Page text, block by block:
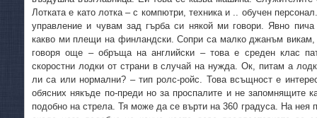
Лотката е като лотка – с компютри, техника и .. обучен
управление и чувам зад гърба си някой ми говори. Явно
какво ми плещи на финландски. Сопри са малко джанъм викам,
говоря още – обръща на английски – това е среден клас
скоростни лодки от страни в случай на нужда. Ок, питам а
ли са или нормални? – тип ролс-ройс. Това всъщност е
обясних някъде по-преди но за проспалите и не запомнящите
подобно на стрела. Тя може да се върти на 360 градуса. На нея